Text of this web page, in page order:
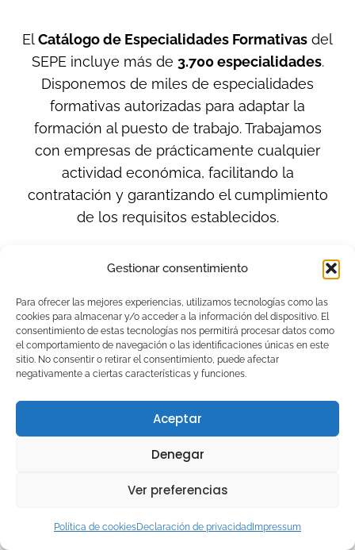
Gestionar consentimiento
Para ofrecer las mejores experiencias, utilizamos tecnologías como las
cookies para almacenar y/o acceder a la información del dispositivo. El
consentimiento de estas tecnologías nos permitirá procesar datos como
el comportamiento de navegación o las identificaciones únicas en este
sitio. No consentir o retirar el consentimiento, puede afectar
negativamente a ciertas características y funciones.
Aceptar
Denegar
Ver preferencias
Política de cookiesDeclaración de privacidad Impressum
ElCatálogo de Especialidades Formativas del
SEPE incluye más de 3.700 especialidades.
Disponemos de miles de especialidades
formativas autorizadas para adaptar la
formación al puesto de trabajo. Trabajamos
con empresas de prácticamente cualquier
actividad económica, facilitando la
contratación y garantizando el cumplimiento
de los requisitos establecidos.
Administración y gestión
OCUPACIONES:
ADMINISTRATIVOS/AS:
Auxiliar administrativo comercial
pagos